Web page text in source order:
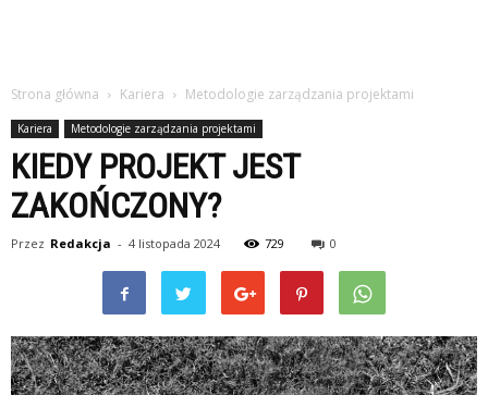
Strona główna Kariera Metodologie zarządzania projektami
Kariera Metodologie zarządzania projektami
KIEDY PROJEKT JEST
ZAKOŃCZONY?
Przez Redakcja - 4 listopada 2024 729 0